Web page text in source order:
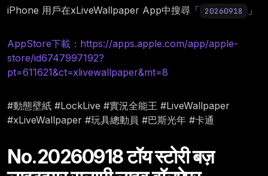
iPhone 用戶在xLiveWallpaper App中搜尋「 20260918 」
AppStore下載：https://apps.apple.com/app/apple-
store/id6747997192?
pt=611621&ct=xlivewallpaper&mt=8
#動態壁紙 #LockLive #實況全能王 #LiveWallpaper
#xLiveWallpaper #玩具總動員 #巴斯光年 #卡通
No.20260918 टॉय स्टोरी बज़